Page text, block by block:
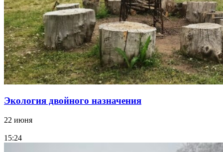
Экология двойного назначения
22 июня
15:24